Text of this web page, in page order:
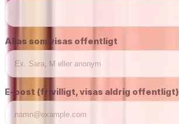
Alias som visas offentligt
E-post (frivilligt, visas aldrig offentligt)